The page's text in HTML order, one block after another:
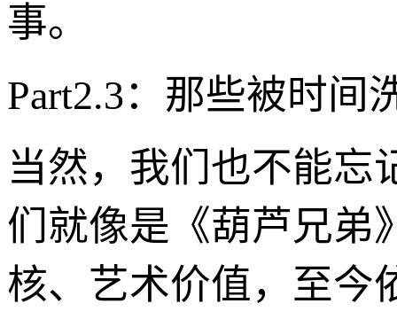
事。
Part2.3：那些被时
当然，我们也不能忘
们就像是《葫芦兄弟
核、艺术价值，至今